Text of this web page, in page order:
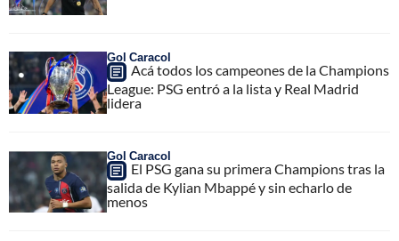
Gol Caracol
Acá todos los campeones de la Champions
League: PSG entró a la lista y Real Madrid
lidera
Gol Caracol
El PSG gana su primera Champions tras la
salida de Kylian Mbappé y sin echarlo de
menos